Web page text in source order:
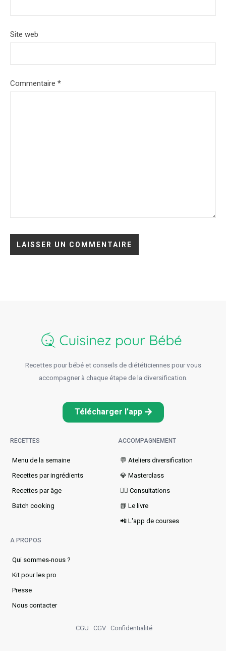
Site web
Commentaire *
Recettes pour bébé et conseils de diététiciennes pour vous
accompagner à chaque étape de la diversification.
Télécharger l'app
RECETTES
Menu de la semaine​
Recettes par ingrédients
Recettes par âge
Batch cooking
ACCOMPAGNEMENT
💬 Ateliers diversification
💎 Masterclass
👩‍⚕️ Consultations
📗 Le livre
📲 L'app de courses
A PROPOS
Qui sommes-nous ?
Kit pour les pro
Presse
Nous contacter
CGU CGV Confidentialité